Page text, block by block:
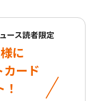
ース読者限定
に
ード